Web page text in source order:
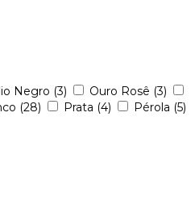
Negro (3) Ouro Rosê (3)
(28) Prata (4) Pérola (5)